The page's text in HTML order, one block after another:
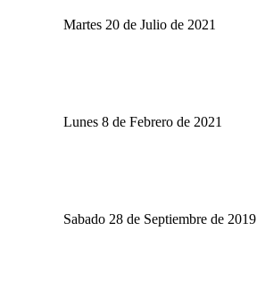
Martes 20 de Julio de 2021
Lunes 8 de Febrero de 2021
Sabado 28 de Septiembre de 2019